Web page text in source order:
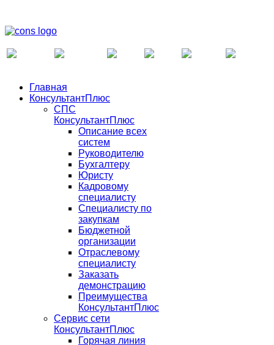
Главная
КонсультантПлюс
СПС
КонсультантПлюс
Описание всех
систем
Руководителю
Бухгалтеру
Юристу
Кадровому
специалисту
Специалисту по
закупкам
Бюджетной
организации
Отраслевому
специалисту
Заказать
демонстрацию
Преимущества
КонсультантПлюс
Сервис сети
КонсультантПлюс
Горячая линия